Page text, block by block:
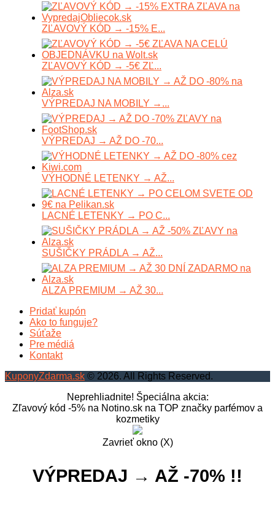
ZĽAVOVÝ KÓD → -15% E...
ZĽAVOVÝ KÓD → -5€ ZĽ...
VÝPREDAJ NA MOBILY →...
VÝPREDAJ → AŽ DO -70...
VÝHODNÉ LETENKY → AŽ...
LACNÉ LETENKY → PO C...
SUŠIČKY PRÁDLA → AŽ...
ALZA PREMIUM → AŽ 30...
Pridať kupón
Ako to funguje?
Súťaže
Pre médiá
Kontakt
KuponyZdarma.sk © 2026. All Rights Reserved.
Neprehliadnite! Špeciálna akcia:
Zľavový kód -5% na Notino.sk na TOP značky parfémov a
kozmetiky
Zavrieť okno (X)
VÝPREDAJ → AŽ -70% !!